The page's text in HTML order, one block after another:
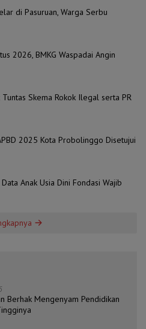
di Pasuruan, Warga Serbu
2026, BMKG Waspadai Angin
Tuntas Skema Rokok Ilegal serta PR
2025 Kota Probolinggo Disetujui
Anak Usia Dini Fondasi Wajib
Berhak Mengenyam Pendidikan